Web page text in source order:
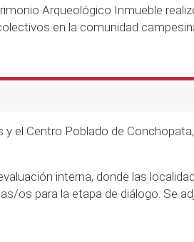
Arqueológico Inmueble
en la comunidad
el Centro Poblado de
interna, donde las
os para la etapa de diálogo. Se